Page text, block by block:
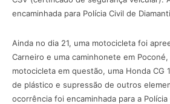
encaminhada para Polícia Civil de
Ainda no dia 21, uma motocicleta foi
Carneiro e uma caminhonete em Poconé,
motocicleta em questão, uma Honda CG
de plástico e supressão de outros
ocorrência foi encaminhada para a